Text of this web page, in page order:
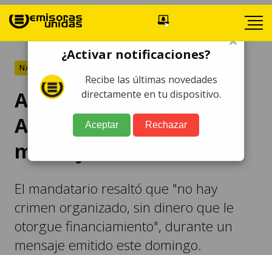
NACIONALES
Arévalo destaca la Ley
Antilavado en un breve
mensaje a la nación
El mandatario resaltó que "no hay
crimen organizado, sin dinero que le
otorgue financiamiento", durante un
mensaje emitido este domingo.
×
¿Activar notificaciones?
Recibe las últimas novedades
directamente en tu dispositivo.
Aceptar Rechazar